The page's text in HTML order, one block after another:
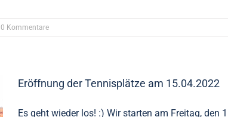
0 Kommentare
Eröffnung der Tennisplätze am 15.04.2022
Es geht wieder los! :) Wir starten am Freitag,